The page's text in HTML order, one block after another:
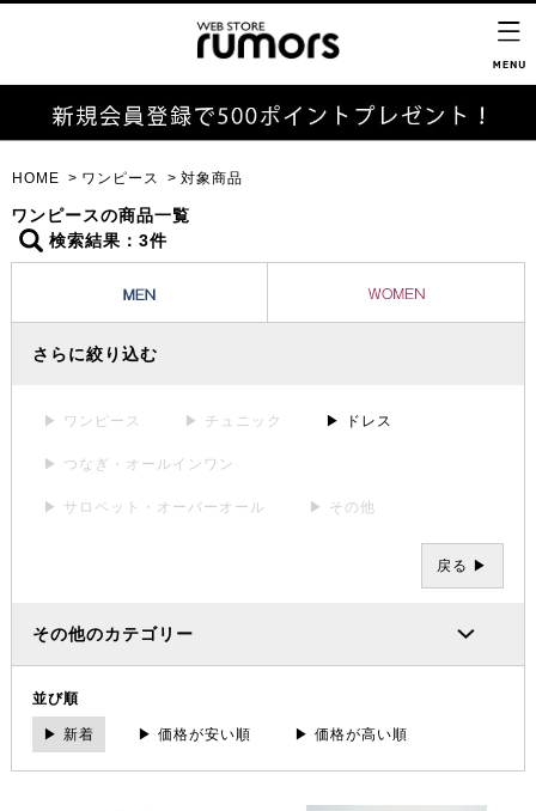
HOME ワンピース 対象商品
ワンピースの商品一覧
検索結果：3件
さらに絞り込む
▶ ワンピース ▶ チュニック ▶ ドレス
▶ つなぎ・オールインワン
▶ サロペット・オーバーオール ▶ その他
戻る ▶
その他のカテゴリー
並び順
▶ 新着 ▶ 価格が安い順 ▶ 価格が高い順